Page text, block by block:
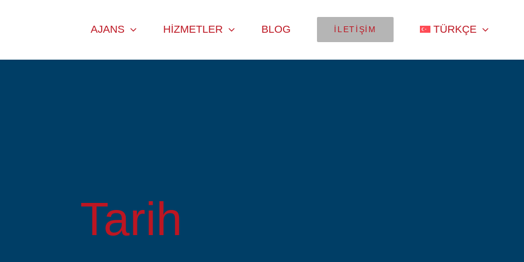
AJANS HIZMETLER BLOG İLETIŞIM TÜRKÇE
Tarih